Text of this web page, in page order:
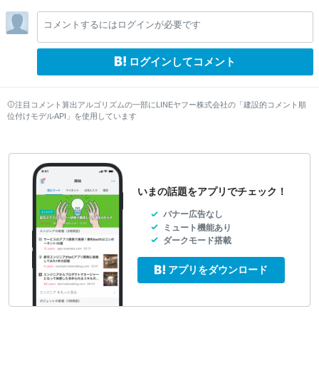
コメントするにはログインが必要です
ログインしてコメント
注目コメント算出アルゴリズムの一部にLINEヤフー株式会社の「建設的コメント順
位付けモデルAPI」を使用しています
いまの話題をアプリでチェック！
バナー広告なし
ミュート機能あり
ダークモード搭載
アプリをダウンロード